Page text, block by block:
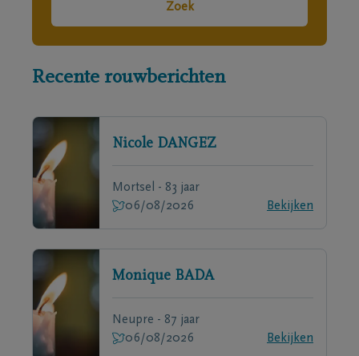
Zoek
Recente rouwberichten
Nicole DANGEZ
Mortsel - 83 jaar
06/08/2026
Bekijken
Monique BADA
Neupre - 87 jaar
06/08/2026
Bekijken